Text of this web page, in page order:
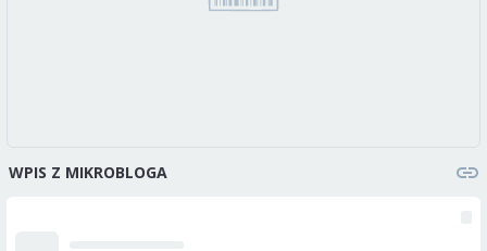
WPIS Z MIKROBLOGA